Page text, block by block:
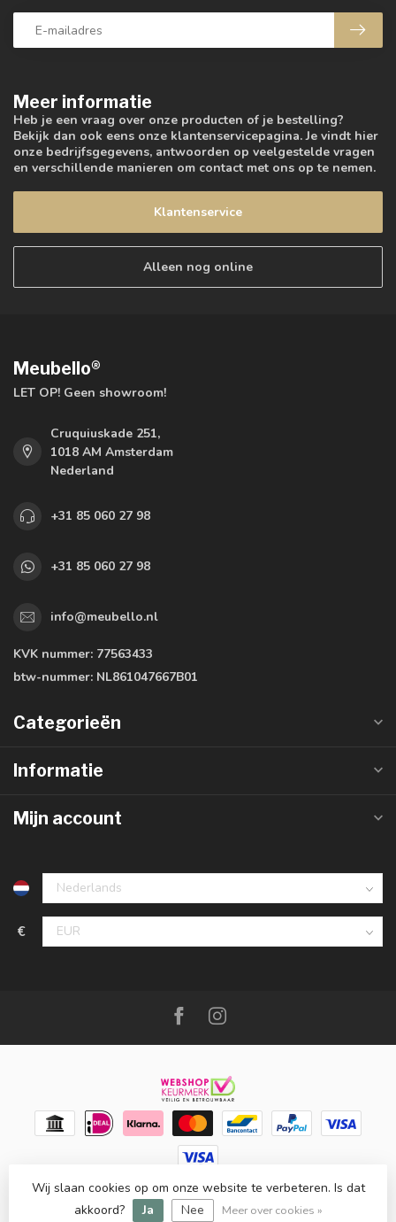
Meer informatie
Heb je een vraag over onze producten of je bestelling?
Bekijk dan ook eens onze klantenservicepagina. Je vindt hier
onze bedrijfsgegevens, antwoorden op veelgestelde vragen
en verschillende manieren om contact met ons op te nemen.
Klantenservice
Alleen nog online
Meubello®
LET OP! Geen showroom!
Cruquiuskade 251,
1018 AM Amsterdam
Nederland
+31 85 060 27 98
+31 85 060 27 98
info@meubello.nl
KVK nummer: 77563433
btw-nummer: NL861047667B01
Categorieën
Informatie
Mijn account
€
© Copyright 2026 Meubello®- Powered byLightspeed -
Lightspeed designby Dyvelopment
Wij slaan cookies op om onze website te verbeteren. Is dat
akkoord?
Ja Nee Meer over cookies »